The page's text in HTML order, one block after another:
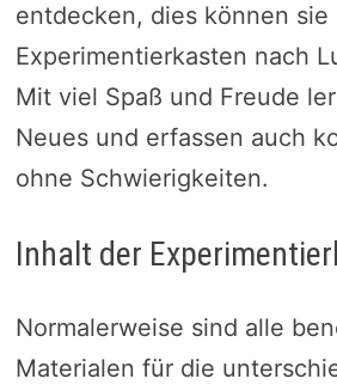
entdecken, dies können sie
Experimentierkasten nach
Mit viel Spaß und Freude
Neues und erfassen auch
ohne Schwierigkeiten.
Inhalt der
Normalerweise sind alle
Materialen für die